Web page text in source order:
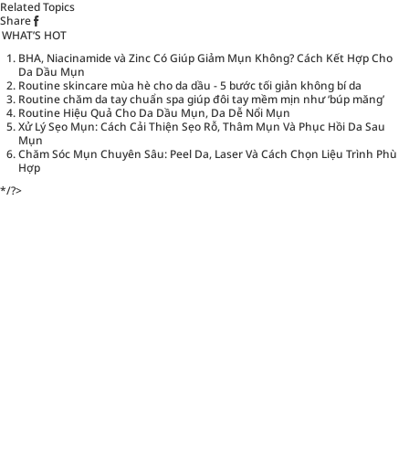
Related Topics
Share
WHAT’S HOT
BHA, Niacinamide và Zinc Có Giúp Giảm Mụn Không? Cách Kết Hợp Cho
Da Dầu Mụn
Routine skincare mùa hè cho da dầu - 5 bước tối giản không bí da
Routine chăm da tay chuẩn spa giúp đôi tay mềm mịn như ‘búp măng’
Routine Hiệu Quả Cho Da Dầu Mụn, Da Dễ Nổi Mụn
Xử Lý Sẹo Mụn: Cách Cải Thiện Sẹo Rỗ, Thâm Mụn Và Phục Hồi Da Sau
Mụn
Chăm Sóc Mụn Chuyên Sâu: Peel Da, Laser Và Cách Chọn Liệu Trình Phù
Hợp
*/?>